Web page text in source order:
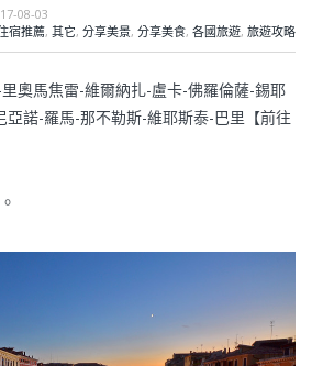
08-03
宿推薦, 其它, 分享美景, 分享美食, 各國旅遊, 旅遊攻略
里奧馬焦雷-維爾納扎-盧卡-佛羅倫薩-錫耶
亞諾-羅馬-那不勒斯-維耶斯泰-巴里【前往